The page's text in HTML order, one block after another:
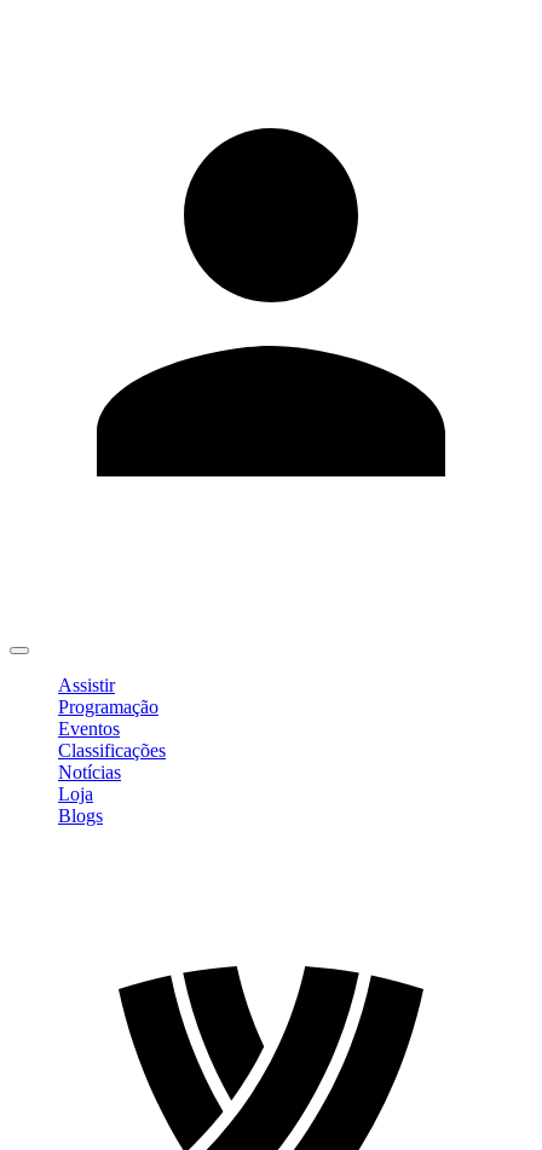
Assistir
Programação
Eventos
Classificações
Notícias
Loja
Blogs